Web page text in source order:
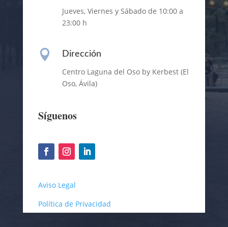
Jueves, Viernes y Sábado de 10:00 a
23:00 h
 Dirección
Centro Laguna del Oso by Kerbest (El
Oso, Ávila)
Síguenos
Aviso Legal
Política de Privacidad